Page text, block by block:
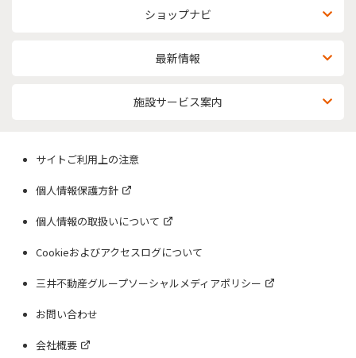
ショップナビ
最新情報
施設サービス案内
サイトご利用上の注意
個人情報保護方針
個人情報の取扱いについて
Cookieおよびアクセスログについて
三井不動産グループソーシャルメディアポリシー
お問い合わせ
会社概要